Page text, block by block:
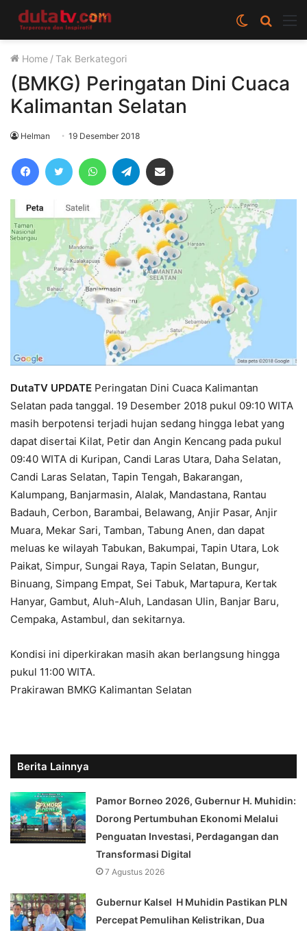
Cari
berita
Switch
skin
Home /Tak Berkategori
(BMKG) Peringatan Dini Cuaca
Kalimantan Selatan
Helman 19 Desember 2018
FacebookTwitter WhatsAppTelegram
DutaTV UPDATE Peringatan Dini Cuaca Kalimantan
Selatan pada tanggal. 19 Desember 2018 pukul 09:10 WITA
masih berpotensi terjadi hujan sedang hingga lebat yang
dapat disertai Kilat, Petir dan Angin Kencang pada pukul
09:40 WITA di Kuripan, Candi Laras Utara, Daha Selatan,
Candi Laras Selatan, Tapin Tengah, Bakarangan,
Kalumpang, Banjarmasin, Alalak, Mandastana, Rantau
Badauh, Cerbon, Barambai, Belawang, Anjir Pasar, Anjir
Muara, Mekar Sari, Tamban, Tabung Anen, dan dapat
meluas ke wilayah Tabukan, Bakumpai, Tapin Utara, Lok
Paikat, Simpur, Sungai Raya, Tapin Selatan, Bungur,
Binuang, Simpang Empat, Sei Tabuk, Martapura, Kertak
Hanyar, Gambut, Aluh-Aluh, Landasan Ulin, Banjar Baru,
Cempaka, Astambul, dan sekitarnya.
Kondisi ini diperkirakan masih akan berlangsung hingga
pukul 11:00 WITA.
Prakirawan BMKG Kalimantan Selatan
Berita Lainnya
Pamor Borneo 2026, Gubernur H. Muhidin:
Dorong Pertumbuhan Ekonomi Melalui
Penguatan Investasi, Perdagangan dan
Transformasi Digital
7 Agustus 2026
Gubernur Kalsel H Muhidin Pastikan PLN
Percepat Pemulihan Kelistrikan, Dua